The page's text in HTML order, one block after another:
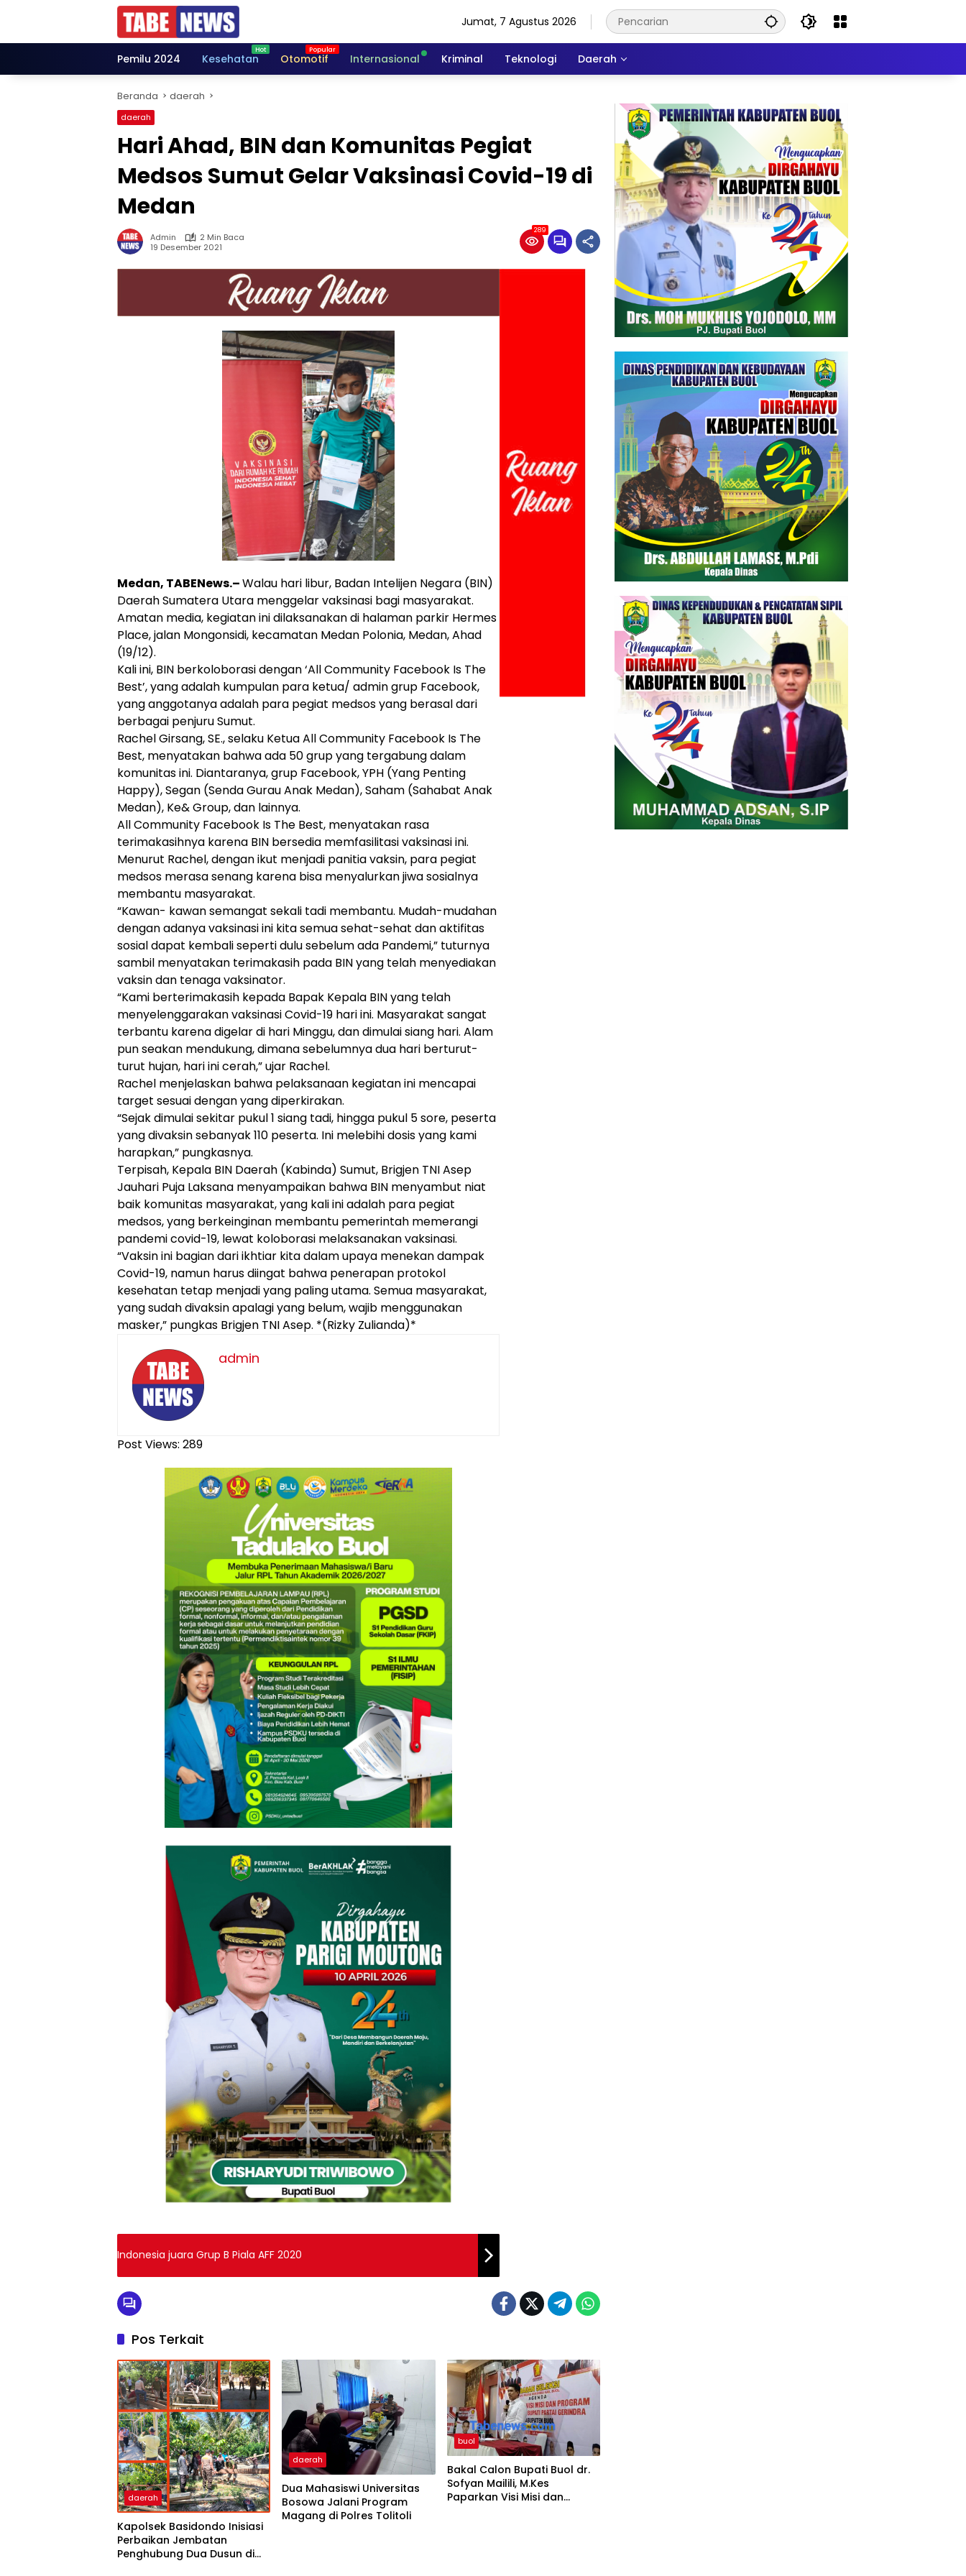
Jumat, 7 Agustus 2026
Pemilu 2024 Kesehatan Otomotif Internasional Kriminal Teknologi Daerah
Beranda daerah
daerah
Hari Ahad, BIN dan Komunitas Pegiat
Medsos Sumut Gelar Vaksinasi Covid-19 di
Medan
Admin
2 Min Baca
19 Desember 2021
289
Medan, TABENews.–Walau hari libur, Badan Intelijen Negara (BIN)
Daerah Sumatera Utara menggelar vaksinasi bagi masyarakat.
Amatan media, kegiatan ini dilaksanakan di halaman parkir Hermes
Place, jalan Mongonsidi, kecamatan Medan Polonia, Medan, Ahad
(19/12).
Kali ini, BIN berkoloborasi dengan ‘All Community Facebook Is The
Best’, yang adalah kumpulan para ketua/ admin grup Facebook,
yang anggotanya adalah para pegiat medsos yang berasal dari
berbagai penjuru Sumut.
Rachel Girsang, SE., selaku Ketua All Community Facebook Is The
Best, menyatakan bahwa ada 50 grup yang tergabung dalam
komunitas ini. Diantaranya, grup Facebook, YPH (Yang Penting
Happy), Segan (Senda Gurau Anak Medan), Saham (Sahabat Anak
Medan), Ke& Group, dan lainnya.
All Community Facebook Is The Best, menyatakan rasa
terimakasihnya karena BIN bersedia memfasilitasi vaksinasi ini.
Menurut Rachel, dengan ikut menjadi panitia vaksin, para pegiat
medsos merasa senang karena bisa menyalurkan jiwa sosialnya
membantu masyarakat.
“Kawan- kawan semangat sekali tadi membantu. Mudah-mudahan
dengan adanya vaksinasi ini kita semua sehat-sehat dan aktifitas
sosial dapat kembali seperti dulu sebelum ada Pandemi,” tuturnya
sambil menyatakan terimakasih pada BIN yang telah menyediakan
vaksin dan tenaga vaksinator.
“Kami berterimakasih kepada Bapak Kepala BIN yang telah
menyelenggarakan vaksinasi Covid-19 hari ini. Masyarakat sangat
terbantu karena digelar di hari Minggu, dan dimulai siang hari. Alam
pun seakan mendukung, dimana sebelumnya dua hari berturut-
turut hujan, hari ini cerah,” ujar Rachel.
Rachel menjelaskan bahwa pelaksanaan kegiatan ini mencapai
target sesuai dengan yang diperkirakan.
“Sejak dimulai sekitar pukul 1 siang tadi, hingga pukul 5 sore, peserta
yang divaksin sebanyak 110 peserta. Ini melebihi dosis yang kami
harapkan,” pungkasnya.
Terpisah, Kepala BIN Daerah (Kabinda) Sumut, Brigjen TNI Asep
Jauhari Puja Laksana menyampaikan bahwa BIN menyambut niat
baik komunitas masyarakat, yang kali ini adalah para pegiat
medsos, yang berkeinginan membantu pemerintah memerangi
pandemi covid-19, lewat koloborasi melaksanakan vaksinasi.
“Vaksin ini bagian dari ikhtiar kita dalam upaya menekan dampak
Covid-19, namun harus diingat bahwa penerapan protokol
kesehatan tetap menjadi yang paling utama. Semua masyarakat,
yang sudah divaksin apalagi yang belum, wajib menggunakan
masker,” pungkas Brigjen TNI Asep. *(Rizky Zulianda)*
admin
Post Views: 289
Indonesia juara Grup B Piala AFF 2020
Pos Terkait
daerah
Kapolsek Basidondo Inisiasi
Perbaikan Jembatan
Penghubung Dua Dusun di
daerah
Dua Mahasiswi Universitas
Bosowa Jalani Program
Magang di Polres Tolitoli
buol
Bakal Calon Bupati Buol dr.
Sofyan Mailili, M.Kes
Paparkan Visi Misi dan